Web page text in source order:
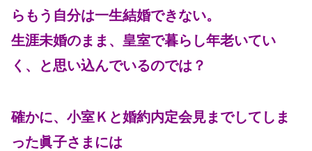
らもう自分は一生結婚できない。
生涯未婚のまま、皇室で暮らし年老いてい
く、と思い込んでいるのでは？
確かに、小室Ｋと婚約内定会見までしてしま
った眞子さまには